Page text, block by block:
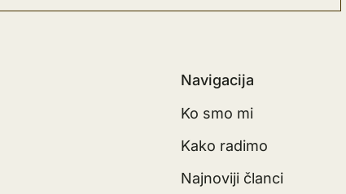
Navigacija
Ko smo mi
Kako radimo
Najnoviji članci